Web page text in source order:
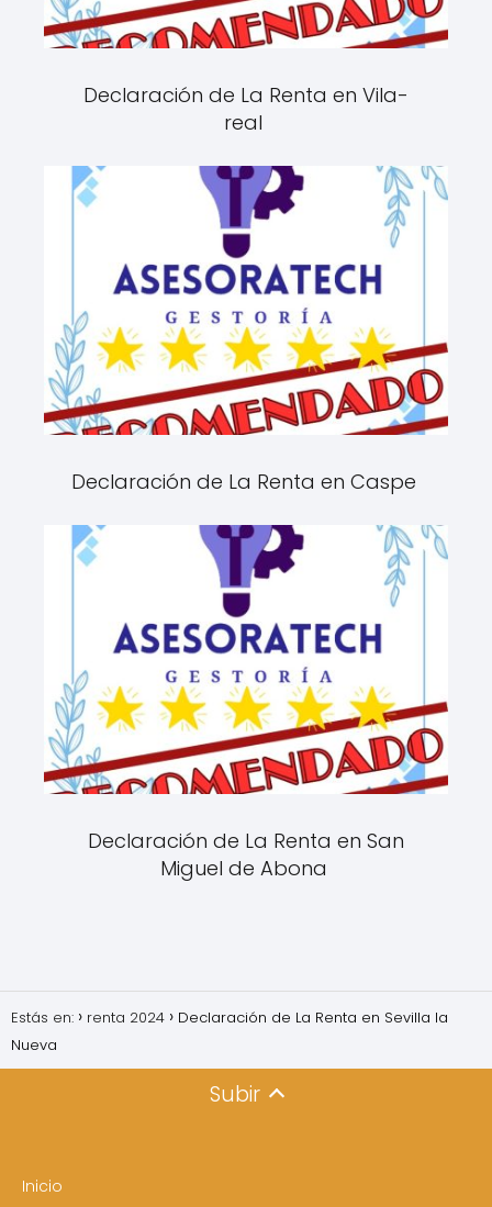
Declaración de La Renta en Vila-
real
Declaración de La Renta en Caspe
Declaración de La Renta en San
Miguel de Abona
Estás en: renta 2024
Declaración de La Renta en Sevilla la
Nueva
Subir
Inicio